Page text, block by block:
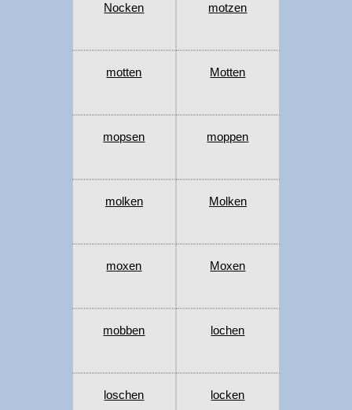
Nocken motzen
motten Motten
mopsen moppen
molken Molken
moxen Moxen
mobben lochen
loschen locken